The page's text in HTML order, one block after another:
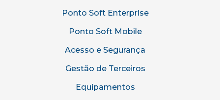
Ponto Soft Enterprise
Ponto Soft Mobile
Acesso e Segurança
Gestão de Terceiros
Equipamentos